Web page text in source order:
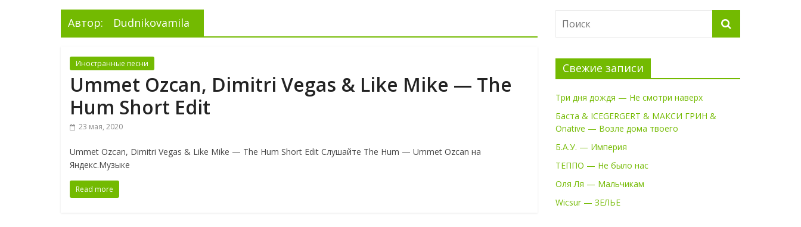
Автор: Dudnikovamila
Иностранные песни
Ummet Ozcan, Dimitri Vegas & Like Mike — The
Hum Short Edit
23 мая, 2020
Ummet Ozcan, Dimitri Vegas & Like Mike — The Hum Short Edit Слушайте The Hum — Ummet Ozcan на
Яндекс.Музыке
Read more
Свежие записи
Три дня дождя — Не смотри наверх
Баста & ICEGERGERT & МАКСИ ГРИН &
Onative — Возле дома твоего
Б.А.У. — Империя
ТЕППО — Не было нас
Оля Ля — Мальчикам
Wicsur — ЗЕЛЬЕ